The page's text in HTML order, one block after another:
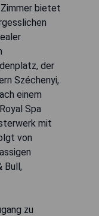
bietet
der
Széchenyi,
einem
Spa
mit
von
Bull,
zu